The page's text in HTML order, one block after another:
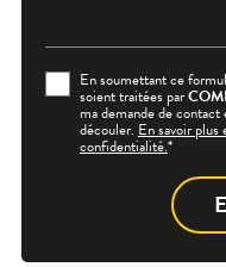
En soumettant ce
soient traitées par
ma demande de
découler. En savoir
confidentialité.*